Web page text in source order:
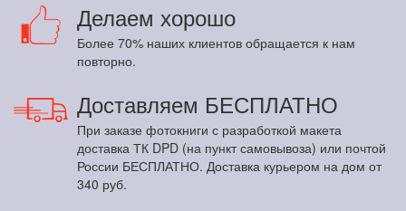
Делаем хорошо
Более 70% наших клиентов обращается к нам
повторно.
Доставляем БЕСПЛАТНО
При заказе фотокниги с разработкой макета
доставка ТК DPD (на пункт самовывоза) или почтой
России БЕСПЛАТНО. Доставка курьером на дом от
340 руб.